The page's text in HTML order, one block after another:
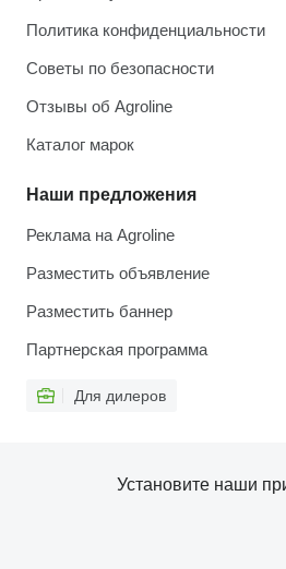
Политика конфиденциальности
Советы по безопасности
Отзывы об Agroline
Каталог марок
Наши предложения
Реклама на Agroline
Разместить объявление
Разместить баннер
Партнерская программа
Для дилеров
Установите наши